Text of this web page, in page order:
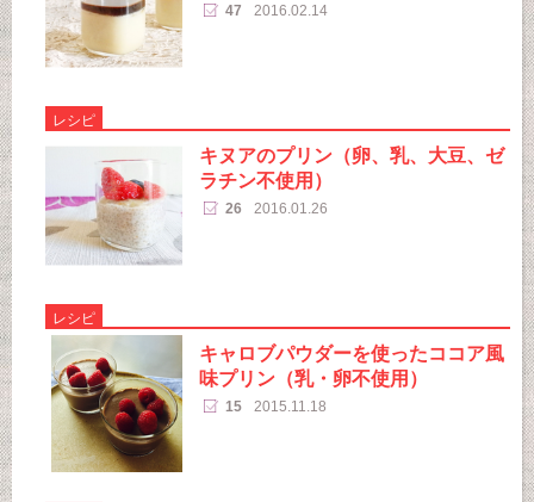
47 2016.02.14
レシピ
キヌアのプリン（卵、乳、大豆、ゼ
ラチン不使用）
26 2016.01.26
レシピ
キャロブパウダーを使ったココア風
味プリン（乳・卵不使用）
15 2015.11.18